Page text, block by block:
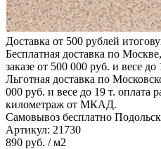
Доставка от 500 рублей
Бесплатная доставка по
заказе от 500 000 руб. и весе до
Льготная доставка по
000 руб. и весе до 19 т. оплата
километраж от МКАД.
Самовывоз бесплатно
Артикул: 21730
890 руб. / м2